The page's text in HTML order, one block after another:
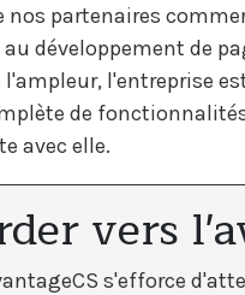
partenaires
développement de
l'entreprise
de
avec elle.
vers
s'efforce